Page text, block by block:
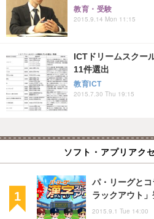
教育・受験
2015.9.14 Mon 11:15
ICTドリームスクー
11件選出
教育ICT
2015.7.30 Thu 19:15
ソフト・アプリアク
パ・リーグと
ラックアウト」
2015.9.1 Tue 14:00